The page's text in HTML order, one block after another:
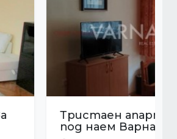
апартамент дава
Лк Тракия